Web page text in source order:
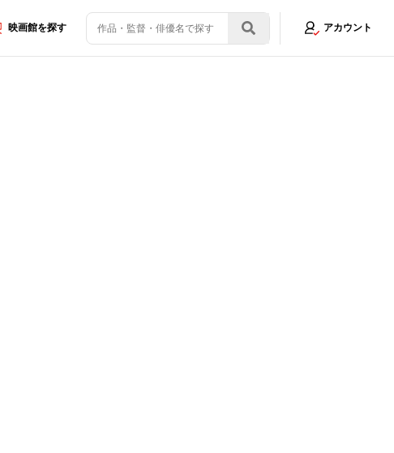
映画館を探す アカウント
成披露試写会の裏で遂行されたミッションとは!?